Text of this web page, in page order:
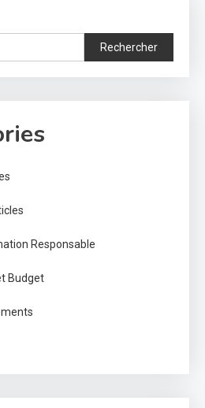
Rechercher
Responsable
Budget